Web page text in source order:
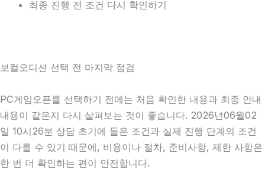
최종 진행 전 조건 다시 확인하기
보컬오디션 선택 전 마지막 점검
PC게임오픈를 선택하기 전에는 처음 확인한 내용과 최종 안내
내용이 같은지 다시 살펴보는 것이 좋습니다. 2026년06월02
일 10시26분 상담 초기에 들은 조건과 실제 진행 단계의 조건
이 다를 수 있기 때문에, 비용이나 절차, 준비사항, 제한 사항은
한 번 더 확인하는 편이 안전합니다.